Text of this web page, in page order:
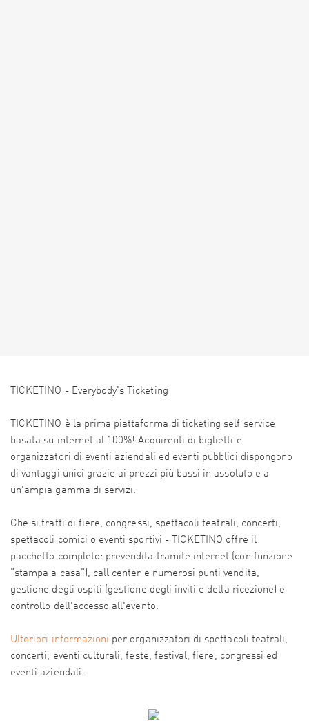
TICKETINO - Everybody's Ticketing
TICKETINO è la prima piattaforma di ticketing self service
basata su internet al 100%! Acquirenti di biglietti e
organizzatori di eventi aziendali ed eventi pubblici dispongono
di vantaggi unici grazie ai prezzi più bassi in assoluto e a
un'ampia gamma di servizi.
Che si tratti di fiere, congressi, spettacoli teatrali, concerti,
spettacoli comici o eventi sportivi - TICKETINO offre il
pacchetto completo: prevendita tramite internet (con funzione
"stampa a casa"), call center e numerosi punti vendita,
gestione degli ospiti (gestione degli inviti e della ricezione) e
controllo dell'accesso all'evento.
Ulteriori informazioni per organizzatori di spettacoli teatrali,
concerti, eventi culturali, feste, festival, fiere, congressi ed
eventi aziendali.